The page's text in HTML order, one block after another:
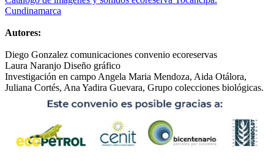
Cundinamarca
Autores:
Diego Gonzalez comunicaciones convenio ecoreservas
Laura Naranjo Diseño gráfico
Investigación en campo Angela Maria Mendoza, Aida Otálora,
Juliana Cortés, Ana Yadira Guevara, Grupo colecciones biológicas.